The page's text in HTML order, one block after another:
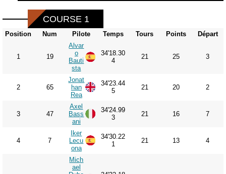
COURSE 1
Position Num Pilote Temps Tours Points Départ
1 19
Alvar
o
Bauti
sta
34'18.30
4
21 25 3
2 65
Jonat
han
Rea
34'23.44
5
21 20 2
3 47
Axel
Bass
ani
34'24.99
3
21 16 7
4 7
Iker
Lecu
ona
34'30.22
1
21 13 4
Mich
ael